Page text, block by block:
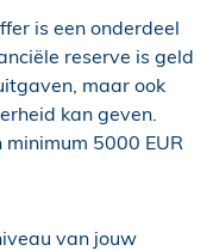
is een onderdeel
reserve is geld
maar ook
kan geven.
5000 EUR
van jouw